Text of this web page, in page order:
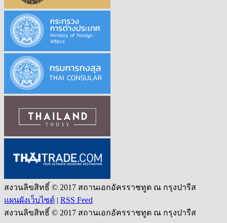
สงวนลิขสิทธิ์ © 2017 สถานเอกอัครราชทูต ณ กรุงปารีส
แผนผังเว็บไซต์ | RSS Feed
สงวนลิขสิทธิ์ © 2017 สถานเอกอัครราชทูต ณ กรุงปารีส